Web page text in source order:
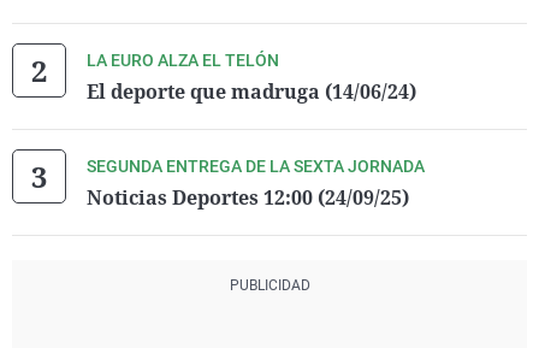
LA EURO ALZA EL TELÓN
El deporte que madruga (14/06/24)
SEGUNDA ENTREGA DE LA SEXTA JORNADA
Noticias Deportes 12:00 (24/09/25)